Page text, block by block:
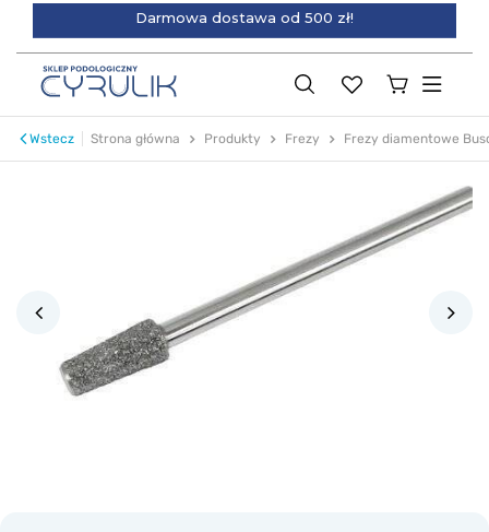
Darmowa dostawa od 500 zł!
Wstecz Strona główna Produkty Frezy Frezy diamentowe